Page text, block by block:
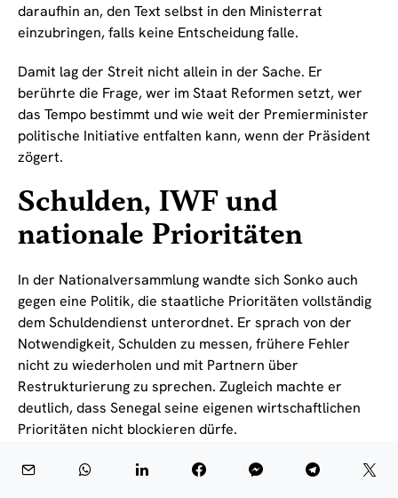
daraufhin an, den Text selbst in den Ministerrat
einzubringen, falls keine Entscheidung falle.
Damit lag der Streit nicht allein in der Sache. Er
berührte die Frage, wer im Staat Reformen setzt, wer
das Tempo bestimmt und wie weit der Premierminister
politische Initiative entfalten kann, wenn der Präsident
zögert.
Schulden, IWF und
nationale Prioritäten
In der Nationalversammlung wandte sich Sonko auch
gegen eine Politik, die staatliche Prioritäten vollständig
dem Schuldendienst unterordnet. Er sprach von der
Notwendigkeit, Schulden zu messen, frühere Fehler
nicht zu wiederholen und mit Partnern über
Restrukturierung zu sprechen. Zugleich machte er
deutlich, dass Senegal seine eigenen wirtschaftlichen
Prioritäten nicht blockieren dürfe.